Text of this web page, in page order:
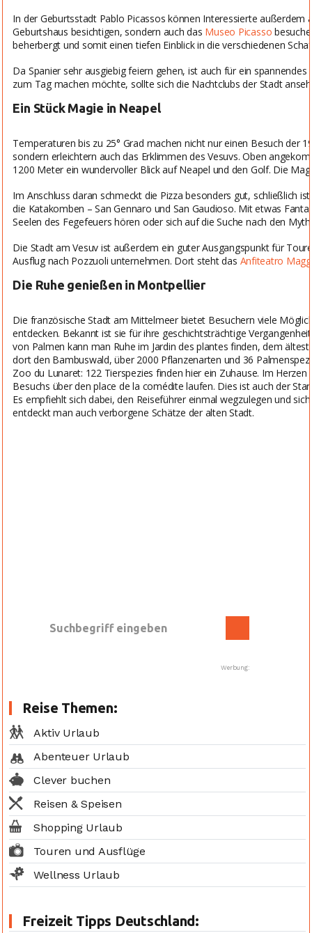
In der Geburtsstadt Pablo Picassos können Interessierte außerdem
Geburtshaus besichtigen, sondern auch das Museo Picasso
beherbergt und somit einen tiefen Einblick in die verschiedenen
Da Spanier sehr ausgiebig feiern gehen, ist auch für ein
zum Tag machen möchte, sollte sich die Nachtclubs der Stadt
Ein Stück Magie in Neapel
Temperaturen bis zu 25° Grad machen nicht nur einen Besuch der
sondern erleichtern auch das Erklimmen des Vesuvs. Oben
1200 Meter ein wundervoller Blick auf Neapel und den Golf. Die
Im Anschluss daran schmeckt die Pizza besonders gut, schließlich
die Katakomben – San Gennaro und San Gaudioso. Mit etwas
Seelen des Fegefeuers hören oder sich auf die Suche nach den
Die Stadt am Vesuv ist außerdem ein guter Ausgangspunkt für
Ausflug nach Pozzuoli unternehmen. Dort steht das Anfiteatro
Die Ruhe genießen in Montpellier
Die französische Stadt am Mittelmeer bietet Besuchern viele
entdecken. Bekannt ist sie für ihre geschichtsträchtige
von Palmen kann man Ruhe im Jardin des plantes finden, dem
dort den Bambuswald, über 2000 Pflanzenarten und 36
Zoo du Lunaret: 122 Tierspezies finden hier ein Zuhause. Im
Besuchs über den place de la comédite laufen. Dies ist auch der
Es empfiehlt sich dabei, den Reiseführer einmal wegzulegen und
entdeckt man auch verborgene Schätze der alten Stadt.
Werbung:
Reise Themen:
Aktiv Urlaub
Abenteuer Urlaub
Clever buchen
Reisen & Speisen
Shopping Urlaub
Touren und Ausflüge
Wellness Urlaub
Freizeit Tipps Deutschland: